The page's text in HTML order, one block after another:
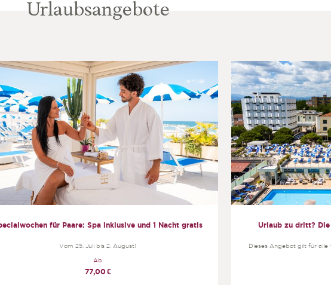
Urlaubsangebote
für Paare: Spa inklusive und 1 Nacht gratis
Vom 25. Juli bis 2. August!
Ab
77,00 €
Urlaub zu dritt? Die
Dieses Angebot gilt für